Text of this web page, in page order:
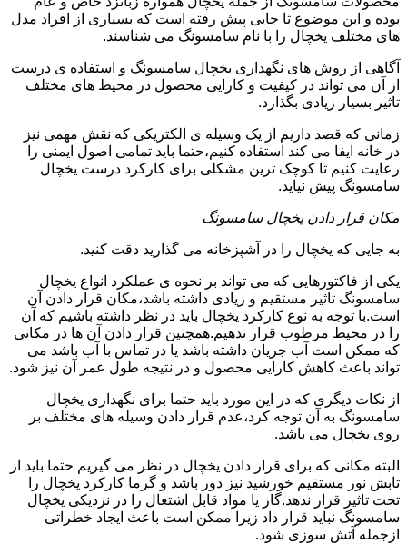
بوده و این موضوع تا جایی پیش رفته است که بسیاری از افراد مدل
های مختلف یخچال را با نام سامسونگ می شناسند.
آگاهی از روش های نگهداری یخچال سامسونگ و استفاده ی درست
از آن می تواند در کیفیت و کارایی محصول در محیط های مختلف
تاثیر بسیار زیادی بگذارد.
زمانی که قصد داریم از یک وسیله ی الکتریکی که نقش مهمی نیز
در خانه ایفا می کند استفاده کنیم،حتما باید تمامی اصول ایمنی را
رعایت کنیم تا کوچک ترین مشکلی برای کارکرد درست یخچال
سامسونگ پیش نیاید.
مکان قرار دادن یخچال سامسونگ
به جایی که یخچال را در آشپزخانه می گذارید دقت کنید.
یکی از فاکتورهایی که می تواند بر نحوه ی عملکرد انواع یخچال
سامسونگ تاثیر مستقیم و زیادی داشته باشد،مکان قرار دادن آن
است.با توجه به نوع کارکرد یخچال باید در نظر داشته باشیم که آن
را در محیط مرطوب قرار ندهیم.همچنین قرار دادن آن ها در مکانی
که ممکن است آب جریان داشته باشد یا در تماس با آب باشد می
تواند باعث کاهش کارایی محصول و در نتیجه طول عمر آن نیز شود.
از نکات دیگری که در این مورد باید حتما برای نگهداری یخچال
سامسونگ به آن توجه کرد،عدم قرار دادن وسیله های مختلف بر
روی یخچال می باشد.
البته مکانی که برای قرار دادن یخچال در نظر می گیریم حتما باید از
تابش نور مستقیم خورشید نیز دور باشد و گرما کارکرد یخچال را
تحت تاثیر قرار ندهد.گاز یا مواد قابل اشتعال را در نزدیکی یخچال
سامسونگ نباید قرار داد زیرا ممکن است باعث ایجاد خطراتی
ازجمله آتش سوزی شود.